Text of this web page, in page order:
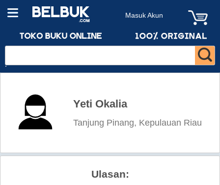
Masuk Akun
Yeti Okalia
Tanjung Pinang, Kepulauan Riau
Ulasan: